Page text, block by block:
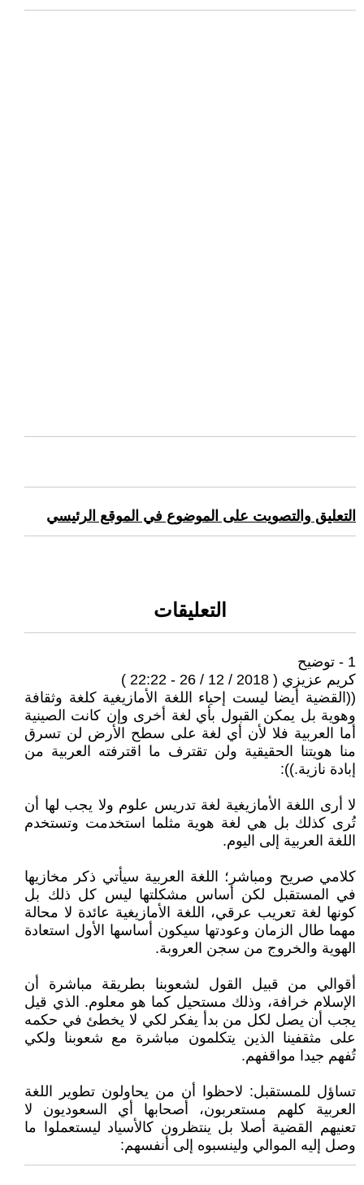
التعليق والتصويت على الموضوع في الموقع الرئيسي
التعليقات
1 - توضيح
كريم عزيزي ( 2018 / 12 / 26 - 22:22 )
((القضية أيضا ليست إحياء اللغة الأمازيغية كلغة وثقافة
وهوية بل يمكن القبول بأي لغة أخرى وإن كانت الصينية
أما العربية فلا لأن أي لغة على سطح الأرض لن تسرق
منا هويتنا الحقيقية ولن تقترف ما اقترفته العربية من
إبادة نازية.)):
لا أرى اللغة الأمازيغية لغة تدريس علوم ولا يجب لها أن
تُرى كذلك بل هي لغة هوية مثلما استخدمت وتستخدم
اللغة العربية إلى اليوم.
كلامي صريح ومباشر؛ اللغة العربية سيأتي ذكر مخازيها
في المستقبل لكن أساس مشكلتها ليس كل ذلك بل
كونها لغة تعريب عرقي، اللغة الأمازيغية عائدة لا محالة
مهما طال الزمان وعودتها سيكون أساسها الأول استعادة
الهوية والخروج من سجن العروبة.
أقوالي من قبيل القول لشعوبنا بطريقة مباشرة أن
الإسلام خرافة، وذلك مستحيل كما هو معلوم. الذي قيل
يجب أن يصل لكل من بدأ يفكر لكي لا يخطئ في حكمه
على مثقفينا الذين يتكلمون مباشرة مع شعوبنا ولكي
تُفهم جيدا مواقفهم.
تساؤل للمستقبل: لاحظوا أن من يحاولون تطوير اللغة
العربية كلهم مستعربون، أصحابها أي السعوديون لا
تعنيهم القضية أصلا بل ينتظرون كالأسياد ليستعملوا ما
وصل إليه الموالي ولينسبوه إلى أنفسهم: